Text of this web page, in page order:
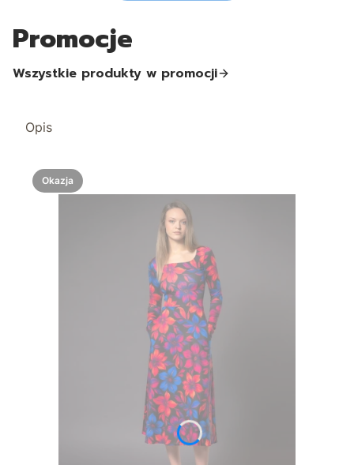
Promocje
Wszystkie produkty w promocji
Opis
Okazja